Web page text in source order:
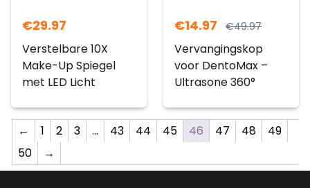
€29.97
Verstelbare 10X
Make-Up Spiegel
met LED Licht
€14.97 €49.97
Vervangingskop
voor DentoMax –
Ultrasone 360°
← 1 2 3 … 43 44 45 46 47 48
49
50
→